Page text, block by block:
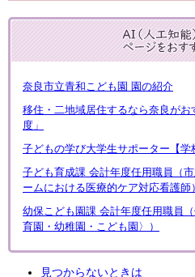
奈良市立青和こども園 園の紹介
移住・二地域居住するなら奈良がお
度」
子どもの学び大学生サポーター【学
子ども育成課 会計年度任用職員（
ームにおける医療的ケア対応看護師
幼保こども園課 会計年度任用職員
育園・幼稚園・こども園〉）
見つからないときは